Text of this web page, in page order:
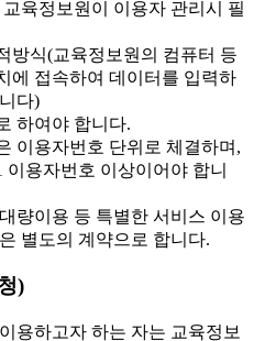
육정보원이 이용자 관리시 필
방식(교육정보원의 컴퓨터 등
에 접속하여 데이터를 입력하
다)
하여야 합니다.
이용자번호 단위로 체결하며,
이용자번호 이상이어야 합니
량이용 등 특별한 서비스 이용
별도의 계약으로 합니다.
)
용하고자 하는 자는 교육정보